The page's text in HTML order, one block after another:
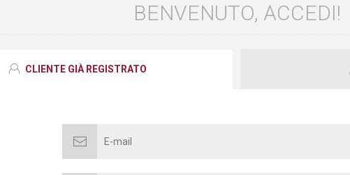
BENVENUTO, ACCEDI!
CLIENTE GIÀ REGISTRATO